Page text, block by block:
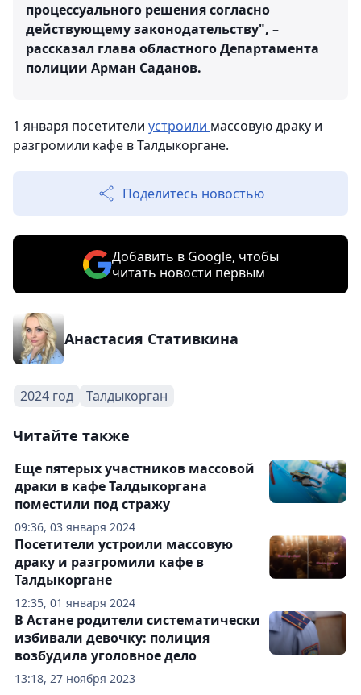
процессуального решения согласно
действующему законодательству", –
рассказал глава областного Департамента
полиции Арман Саданов.
1 января посетители устроили массовую драку и
разгромили кафе в Талдыкоргане.
Поделитесь новостью
Добавить в Google, чтобы
читать новости первым
Анастасия Стативкина
2024 год Талдыкорган
Читайте также
09:36, 03 января 2024
Еще пятерых участников массовой
драки в кафе Талдыкоргана
поместили под стражу
12:35, 01 января 2024
Посетители устроили массовую
драку и разгромили кафе в
Талдыкоргане
13:18, 27 ноября 2023
В Астане родители систематически
избивали девочку: полиция
возбудила уголовное дело